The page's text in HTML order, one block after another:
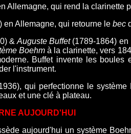
Allemagne, qui rend la clarinette
en Allemagne, qui retourne le bec
&Auguste Buffet (1789-1864) en
Boehm à la clarinette, vers
Buffetinvente les boules
l'instrument.
qui perfectionne le
et une clé à plateau.
AUJOURD'HUI
aujourd'hui un système